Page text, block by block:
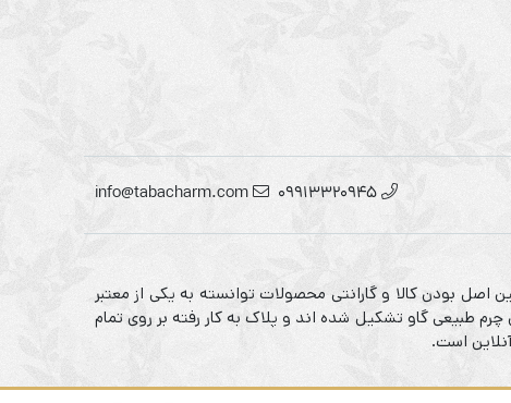
09913320945
info@tabacharm.com
اصل بودن کالا و گارانتی محصولات توانسته به یکی از معتبر
طبیعی گاو تشکیل شده اند و پلاک به کار رفته بر روی تمام
است.